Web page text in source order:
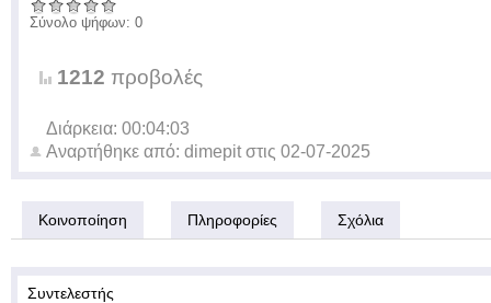
Σύνολο ψήφων: 0
1212 προβολές
Διάρκεια: 00:04:03
Αναρτήθηκε από: dimepit στις 02-07-2025
Κοινοποίηση Πληροφορίες Σχόλια
Συντελεστής